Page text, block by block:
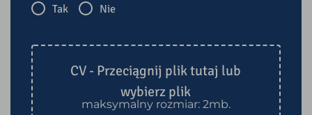
Tak
Nie
maksymalny rozmiar: 2mb.
CV - Przeciągnij plik tutaj lub
wybierz plik